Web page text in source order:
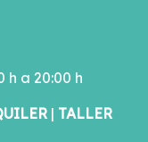
h a 20:00 h
| TALLER